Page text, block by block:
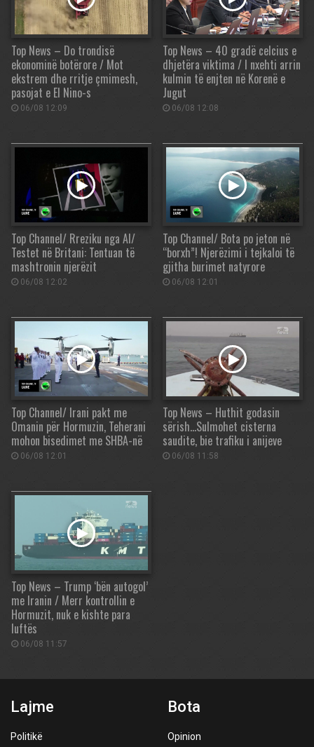
Top News – Do trondisë
ekonominë botërore / Mot
ekstrem dhe rritje çmimesh,
pasojat e El Nino-s
06/08 12:09
Top News – 40 gradë celcius e
dhjetëra viktima / I nxehti arrin
kulmin të enjten në Korenë e
Jugut
06/08 12:08
Top Channel/ Rreziku nga AI/
Testet në Britani: Tentuan të
mashtronin njerëzit
06/08 12:02
Top Channel/ Bota po jeton në
“borxh”! Njerëzimi i tejkaloi të
gjitha burimet natyrore
06/08 12:01
Top Channel/ Irani pakt me
Omanin për Hormuzin, Teherani
mohon bisedimet me SHBA-në
06/08 12:01
Top News – Huthit godasin
sërish…Sulmohet cisterna
saudite, bie trafiku i anijeve
06/08 11:58
Top News – Trump ‘bën autogol’
me Iranin / Merr kontrollin e
Hormuzit, nuk e kishte para
luftës
06/08 11:57
Lajme
Politikë
Bota
Opinion